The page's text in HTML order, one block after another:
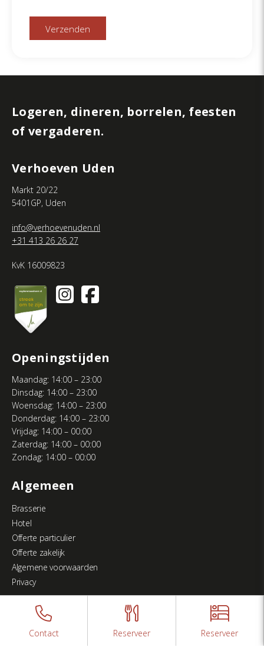
i
m
i
j
i
n
s
c
h
r
i
v
e
n
v
o
r
d
e
n
i
e
u
Logeren, dineren, borrelen, feesten
of vergaderen.
Verhoeven Uden
Markt 20/22
5401GP, Uden
info@verhoevenuden.nl
+31 413 26 26 27
KvK 16009823
Openingstijden
Maandag: 14:00 – 23:00
Dinsdag: 14:00 – 23:00
Woensdag: 14:00 – 23:00
Donderdag: 14:00 – 23:00
Vrijdag: 14:00 – 00:00
Zaterdag: 14:00 – 00:00
Zondag: 14:00 – 00:00
Algemeen
Brasserie
Hotel
Offerte particulier
Offerte zakelijk
Algemene voorwaarden
Privacy
Contact Reserveer Reserveer